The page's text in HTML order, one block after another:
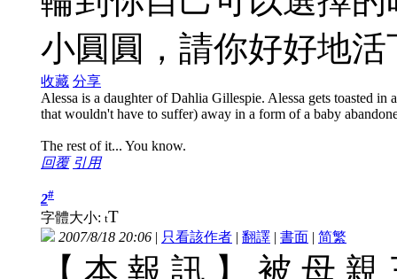
小圓圓，請你好好地
收藏 分享
Alessa is a daughter of Dahlia Gillespie. Alessa gets toasted in
that wouldn't have to suffer) away in a form of a baby
The rest of it... You know.
回覆 引用
2#
字體大小: tT
2007/8/18 20:06 | 只看該作者 | 翻譯 | 書面 | 简繁
【 本 報 訊 】 被 母